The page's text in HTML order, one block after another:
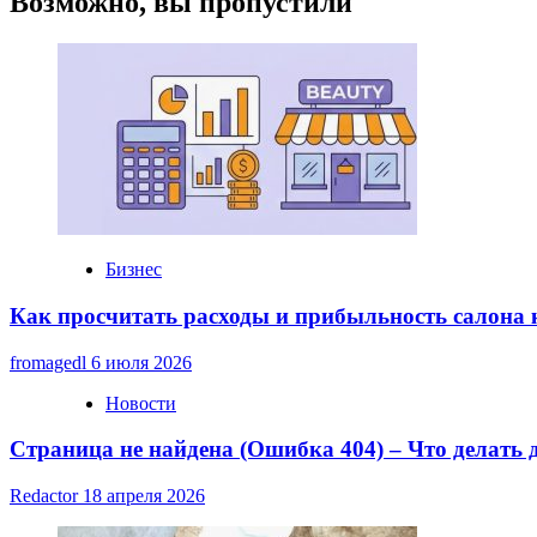
процента
кредиту:
стратегия
и
реалии
Бизнес
Как просчитать расходы и прибыльность салона
fromagedl 6 июля 2026
Новости
Страница не найдена (Ошибка 404) – Что делать
Redactor 18 апреля 2026